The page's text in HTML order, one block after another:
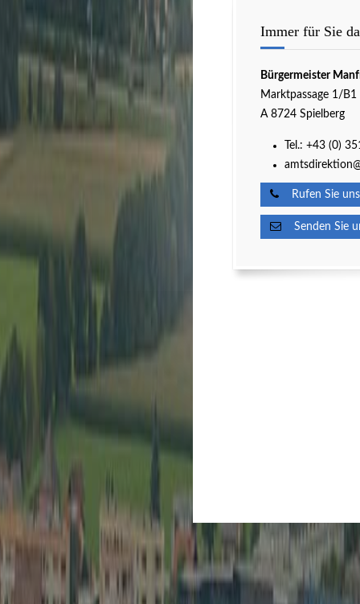
Immer für Sie
Bürgermeister
Marktpassage 1/B1
A 8724 Spielberg
Tel.: +43 (0)
Rufen Sie
Senden Sie